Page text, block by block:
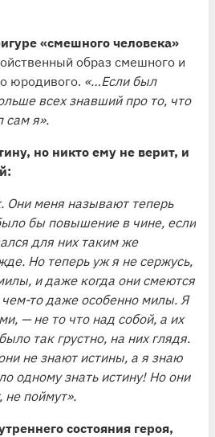
«смешного человека»
образ смешного и
юродивого. «…Если был
всех знавший про то, что
сам я».
но никто ему не верит, и
Они меня называют теперь
бы повышение в чине, если
для них таким же
Но теперь уж я не сержусь,
и даже когда они смеются
то даже особенно милы. Я
— не то что над собой, а их
так грустно, на них глядя.
не знают истины, а я знаю
одному знать истину! Но они
не поймут».
состояния героя,